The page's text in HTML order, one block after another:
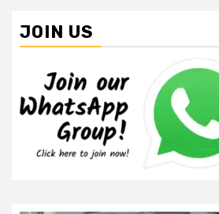
JOIN US